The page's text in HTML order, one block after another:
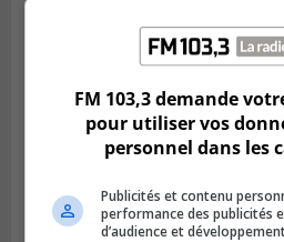
SAINT-BRUNO-DE-MONTARVILLE
Publié le 2 août 2026 à 08h06
La Fête des parcs est de
FM 103,3 demande
pour utiliser vos
personnel dans les
Publicités et contenu
performance des publicités
d’audience et